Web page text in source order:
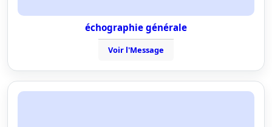
échographie générale
Voir l'Message